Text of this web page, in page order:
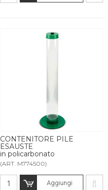
CONTENITORE PILE
ESAUSTE
in policarbonato
(ART. M774500)
Aggiungi